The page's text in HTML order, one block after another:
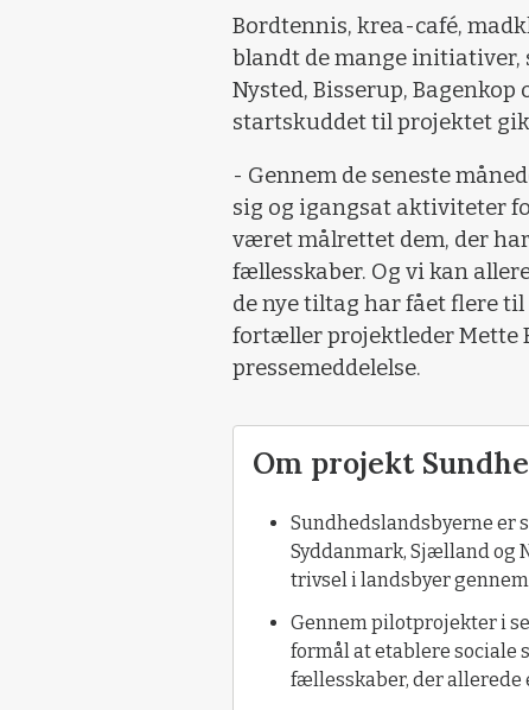
Bordtennis, krea-café,
blandt de mange initiativer,
Nysted, Bisserup,
startskuddet til projektet
- Gennem de seneste
sig og igangsat aktiviteter
været målrettet dem, der
fællesskaber. Og vi kan
de nye tiltag har fået flere
fortæller projektleder Mette
pressemeddelelse.
Om projekt
Sundhedslandsbyerne er
Syddanmark, Sjælland og
trivsel i landsbyer
Gennem pilotprojekter i
formål at etablere sociale
fællesskaber, der allerede